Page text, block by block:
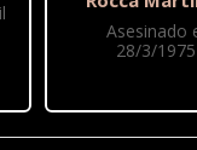
Asesinado
28/3/1975